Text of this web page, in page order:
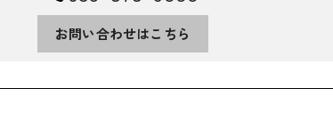
お問い合わせはこちら